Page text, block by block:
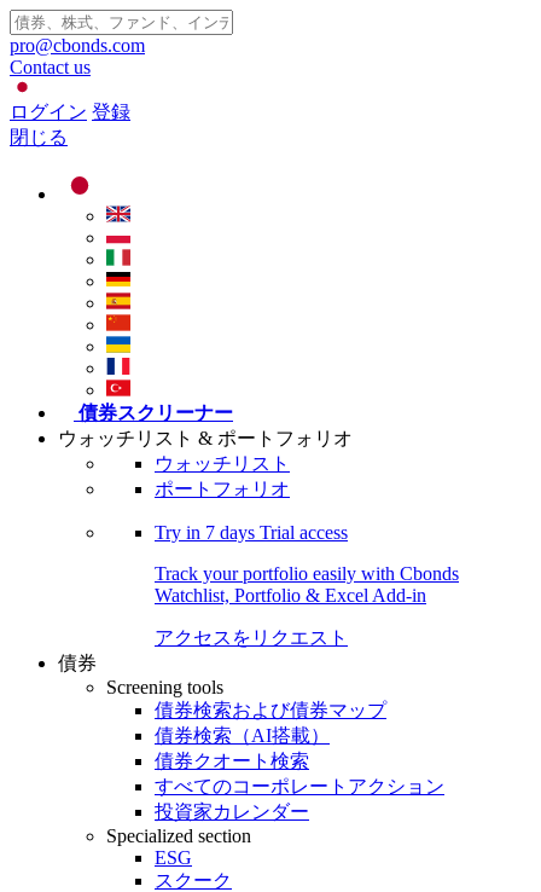
pro@cbonds.com
Contact us
ログイン 登録
閉じる
債券スクリーナー
ウォッチリスト & ポートフォリオ
ウォッチリスト
ポートフォリオ
Try in 7 days Trial access
Track your portfolio easily with Cbonds
Watchlist, Portfolio & Excel Add-in
アクセスをリクエスト
債券
Screening tools
債券検索および債券マップ
債券検索（AI搭載）
債券クオート検索
すべてのコーポレートアクション
投資家カレンダー
Specialized section
ESG
スクーク